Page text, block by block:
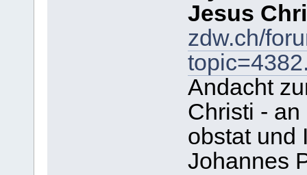
Jesus
zdw.ch/
Andacht
Christi -
obstat und
Johannes